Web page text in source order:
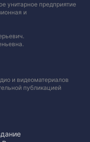
унитарное предприятие
и
и видеоматериалов
публикацией